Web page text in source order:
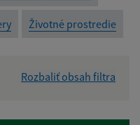
Životné prostredie
Rozbaliť obsah filtra